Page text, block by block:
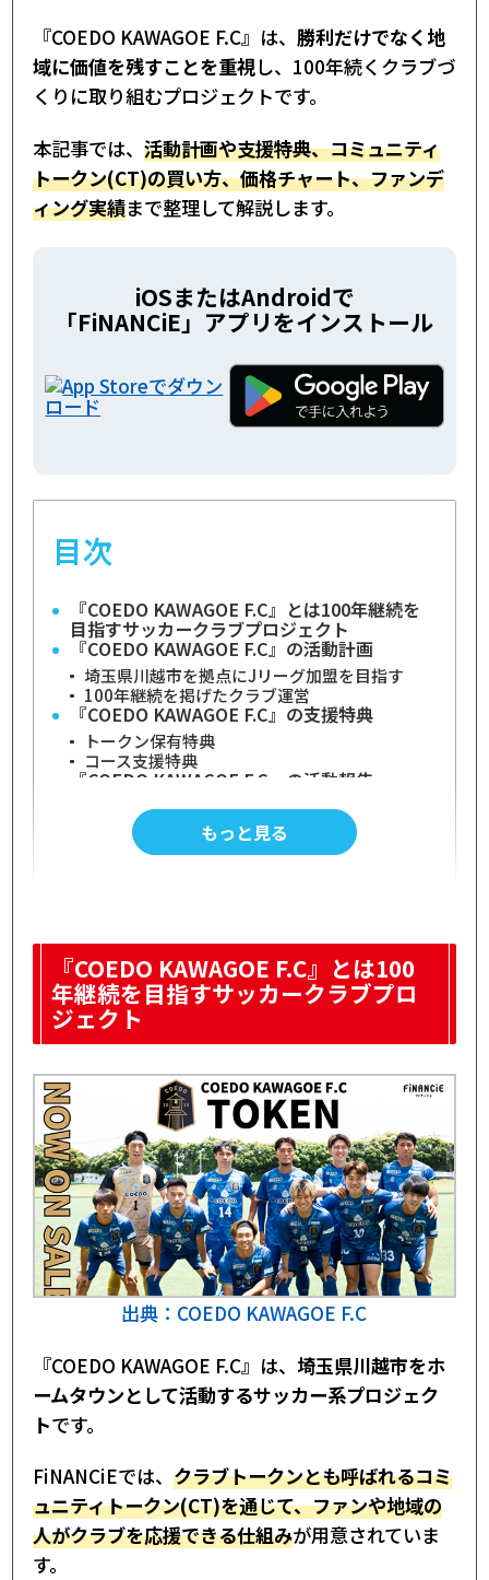
『COEDO KAWAGOE F.C』は、 勝利だけでなく地
域に価値を残すことを重視し、100年続くクラブづ
くりに取り組むプロジェクトです。
本記事では、 活動計画や支援特典、コミュニティ
トークン(CT)の買い方、価格チャート、ファンデ
ィング実績まで整理して解説します。
iOSまたはAndroidで
「FiNANCiE」アプリをインストール
目次
『COEDO KAWAGOE F.C』とは100年継続を
目指すサッカークラブプロジェクト
『COEDO KAWAGOE F.C』の活動計画
埼玉県川越市を拠点にJリーグ加盟を目指す
100年継続を掲げたクラブ運営
『COEDO KAWAGOE F.C』の支援特典
トークン保有特典
コース支援特典
『COEDO KAWAGOE F.C』の活動報告
vs南葛SCの告知
vs日立ビルサッカー部の告知
『COEDO KAWAGOE F.C』のイベント
vs南葛SCの結果予想
vs日立ビルサッカー部の結果予想
サッカークラブ「COEDO KAWAGOE F.C」に
ついて
クラブ名の由来
『COEDO KAWAGOE F.C』のコミュニティト
ークン(CT)情報
トークンの買い方
【2026年7月時点】チャートで見るトークン価
格
ファンディング実績
FiNANCiE『COEDO KAWAGOE F.C』プロジ
ェクト｜まとめ
もっと見る
『COEDO KAWAGOE F.C』とは100
年継続を目指すサッカークラブプロ
ジェクト
出典：COEDO KAWAGOE F.C
『COEDO KAWAGOE F.C』は、 埼玉県川越市をホ
ームタウンとして活動するサッカー系プロジェク
トです。
FiNANCiEでは、 クラブトークンとも呼ばれるコミ
ュニティトークン(CT)を通じて、ファンや地域の
人がクラブを応援できる仕組みが用意されていま
す。